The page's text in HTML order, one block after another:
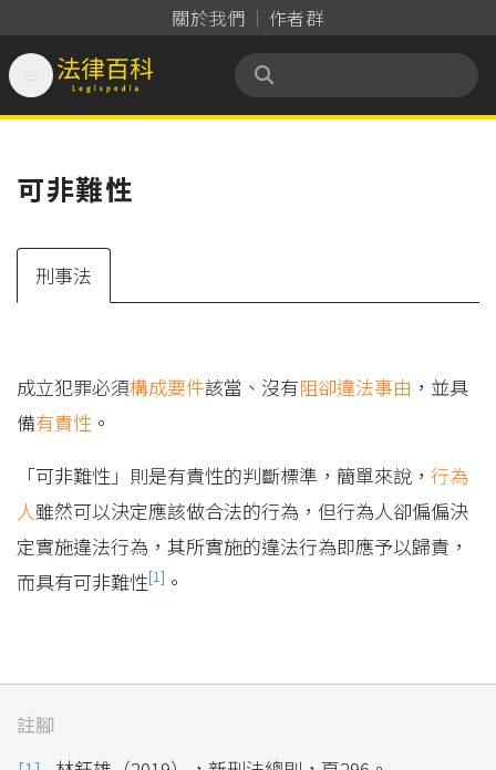
關於我們 作者群
法律百科 Legispedia
可非難性
刑事法
成立犯罪必須構成要件該當、沒有阻卻違法事由 ，並具
備有責性 。
「可非難性」則是有責性的判斷標準，簡單來說， 行為
人雖然可以決定應該做合法的行為，但行為人卻偏偏決
定實施違法行為，其所實施的違法行為即應予以歸責，
而具有可非難性[1] 。
註腳